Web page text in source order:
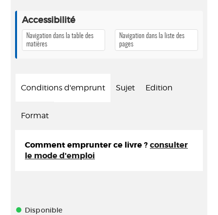
Accessibilité
Navigation dans la table des
matières
Navigation dans la liste des
pages
Conditions d'emprunt Sujet Edition
Format
Comment emprunter ce livre ? consulter
le mode d'emploi
Disponible